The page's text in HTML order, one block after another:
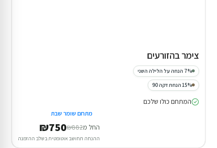
צימר בהזורעים
7% הנחה על הלילה השני
15% הנחת דקה 90
המתחם כולו שלכם
מתחם שומר שבת
החל מ₪882
₪750
ההנחה תחושב אוטומטית בשלב ההזמנה